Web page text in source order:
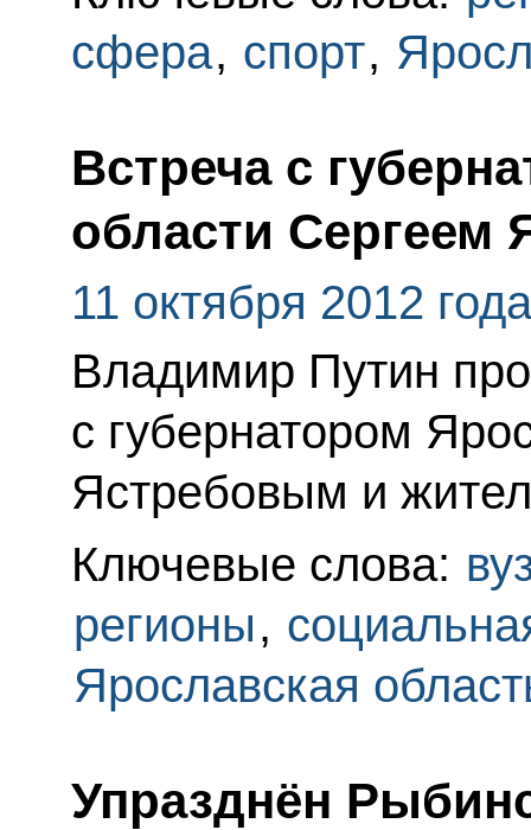
сфера, спорт,
Встреча с
области Сергеем
11 октября 2012 года
Владимир Путин
с губернатором
Ястребовым и
Ключевые слова:
регионы,
Ярославская
Упразднён